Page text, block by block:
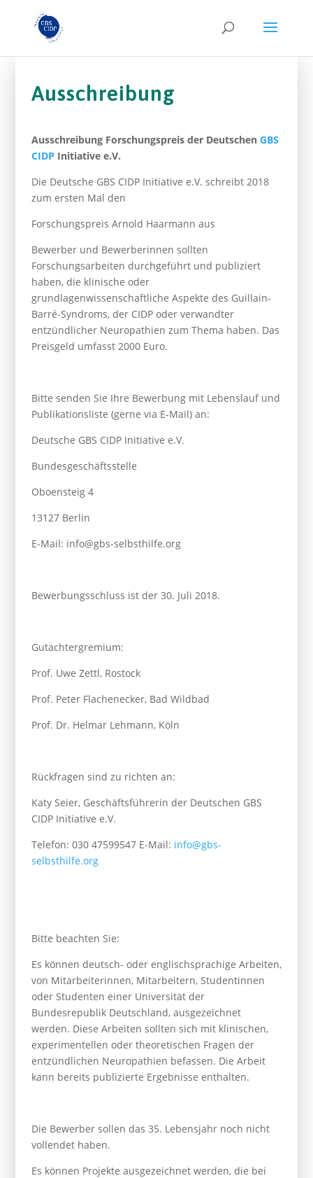
Ausschreibung
Ausschreibung Forschungspreis der Deutschen GBS
CIDP Initiative e.V.
Die Deutsche GBS CIDP Initiative e.V. schreibt 2018
zum ersten Mal den
Forschungspreis Arnold Haarmann aus
Bewerber und Bewerberinnen sollten
Forschungsarbeiten durchgeführt und publiziert
haben, die klinische oder
grundlagenwissenschaftliche Aspekte des Guillain-
Barré-Syndroms, der CIDP oder verwandter
entzündlicher Neuropathien zum Thema haben. Das
Preisgeld umfasst 2000 Euro.
Bitte senden Sie Ihre Bewerbung mit Lebenslauf und
Publikationsliste (gerne via E-Mail) an:
Deutsche GBS CIDP Initiative e.V.
Bundesgeschäftsstelle
Oboensteig 4
13127 Berlin
E-Mail: info@gbs-selbsthilfe.org
Bewerbungsschluss ist der 30. Juli 2018.
Gutachtergremium:
Prof. Uwe Zettl, Rostock
Prof. Peter Flachenecker, Bad Wildbad
Prof. Dr. Helmar Lehmann, Köln
Rückfragen sind zu richten an:
Katy Seier, Geschäftsführerin der Deutschen GBS
CIDP Initiative e.V.
Telefon: 030 47599547 E-Mail: info@gbs-
selbsthilfe.org
Bitte beachten Sie:
Es können deutsch- oder englischsprachige Arbeiten,
von Mitarbeiterinnen, Mitarbeitern, Studentinnen
oder Studenten einer Universität der
Bundesrepublik Deutschland, ausgezeichnet
werden. Diese Arbeiten sollten sich mit klinischen,
experimentellen oder theoretischen Fragen der
entzündlichen Neuropathien befassen. Die Arbeit
kann bereits publizierte Ergebnisse enthalten.
Die Bewerber sollen das 35. Lebensjahr noch nicht
vollendet haben.
Es können Projekte ausgezeichnet werden, die bei